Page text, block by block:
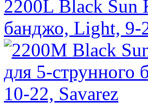
2200L Black Sun
банджо, Light, 9-